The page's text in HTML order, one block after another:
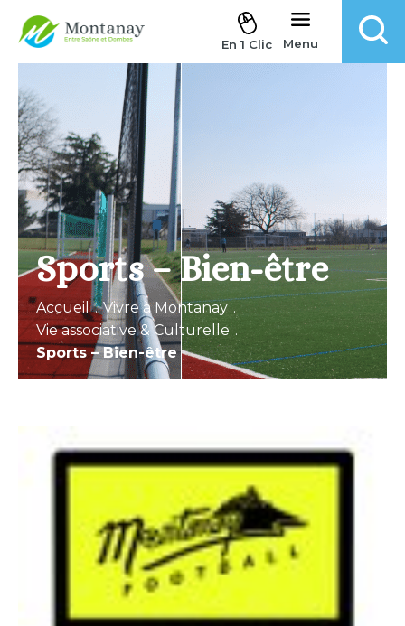
Aller au contenu
En 1 Clic Menu
Sports – Bien-être
Accueil . Vivre à Montanay .
Vie associative & Culturelle .
Sports – Bien-être